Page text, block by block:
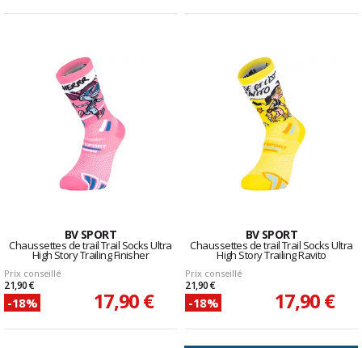
BV SPORT
Chaussettes de trail Trail Socks Ultra
High Story Trailing Finisher
Prix conseillé
21,90 €
-18% 17,90 €
BV SPORT
Chaussettes de trail Trail Socks Ultra
High Story Trailing Ravito
Prix conseillé
21,90 €
-18% 17,90 €